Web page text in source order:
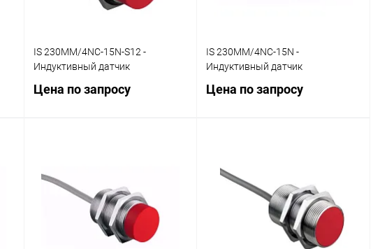
IS 230MM/4NC-15N-S12 -
Индуктивный датчик
Цена по запросу
Купить в 1 клик
В избранное
Наличие
уточняйте
IS 230MM/4NC-15N -
Индуктивный датчик
Цена по запросу
Купить в 1 клик Сравнение
В избранное
Наличие
уточняйте